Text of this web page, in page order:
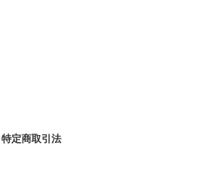
定商取引法